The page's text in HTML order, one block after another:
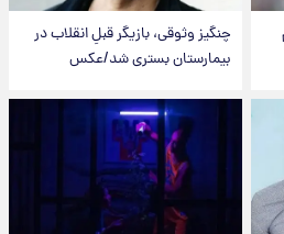
چنگیز وثوقی، بازیگر قبلِ انقلاب در
بیمارستان بستری شد/عکس